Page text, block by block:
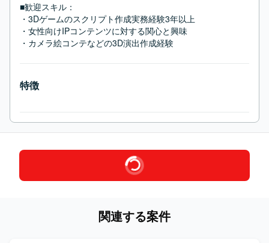
■歓迎スキル：
・3Dゲームのスクリプト作成実務経験3年以上
・女性向けIPコンテンツに対する関心と興味
・カメラ絵コンテなどの3D演出作成経験
特徴
関連する案件